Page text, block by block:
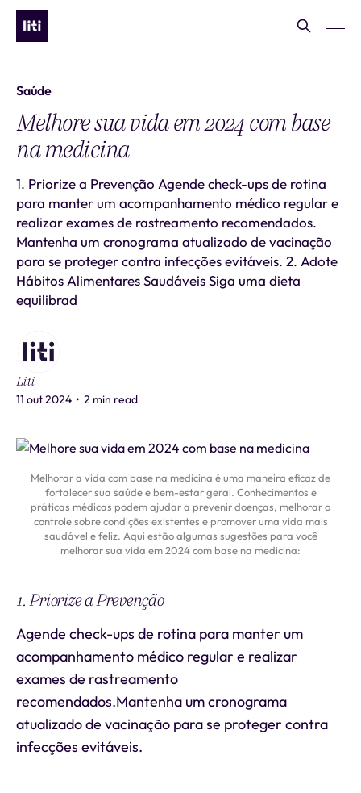
Saúde
Melhore sua vida em 2024 com base
na medicina
1. Priorize a Prevenção Agende check-ups de rotina
para manter um acompanhamento médico regular e
realizar exames de rastreamento recomendados.
Mantenha um cronograma atualizado de vacinação
para se proteger contra infecções evitáveis. 2. Adote
Hábitos Alimentares Saudáveis Siga uma dieta
equilibrad
Liti
11 out 2024 • 2 min read
Melhorar a vida com base na medicina é uma maneira eficaz de
fortalecer sua saúde e bem-estar geral. Conhecimentos e
práticas médicas podem ajudar a prevenir doenças, melhorar o
controle sobre condições existentes e promover uma vida mais
saudável e feliz. Aqui estão algumas sugestões para você
melhorar sua vida em 2024 com base na medicina:
1. Priorize a Prevenção
Agende check-ups de rotina para manter um
acompanhamento médico regular e realizar
exames de rastreamento
recomendados.Mantenha um cronograma
atualizado de vacinação para se proteger contra
infecções evitáveis.